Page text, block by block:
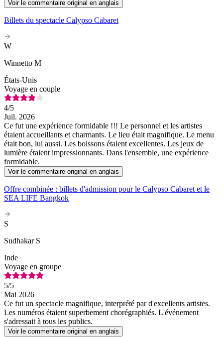
Voir le commentaire original en anglais
Billets du spectacle Calypso Cabaret
W
Winnetto M
États-Unis
Voyage en couple
4/5
Juil. 2026
Ce fut une expérience formidable !!! Le personnel et les artistes
étaient accueillants et charmants. Le lieu était magnifique. Le menu
était bon, lui aussi. Les boissons étaient excellentes. Les jeux de
lumière étaient impressionnants. Dans l'ensemble, une expérience
formidable.
Voir le commentaire original en anglais
Offre combinée : billets d'admission pour le Calypso Cabaret et le
SEA LIFE Bangkok
S
Sudhakar S
Inde
Voyage en groupe
5/5
Mai 2026
Ce fut un spectacle magnifique, interprété par d'excellents artistes.
Les numéros étaient superbement chorégraphiés. L'événement
s'adressait à tous les publics.
Voir le commentaire original en anglais